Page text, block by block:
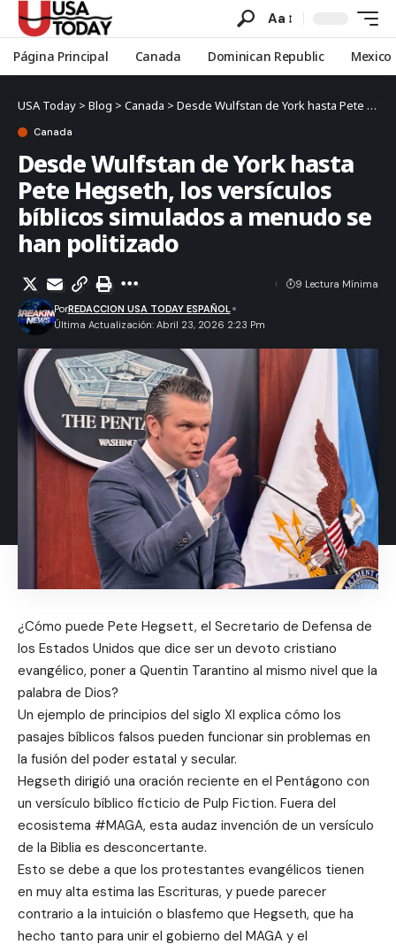
Aa
Página Principal Canada Dominican Republic Mexico
USA Today > Blog > Canada > Desde Wulfstan de York hasta Pete Hegseth, los versículos bíblicos simulados a menudo se han politizado
Canada
Desde Wulfstan de York hasta
Pete Hegseth, los versículos
bíblicos simulados a menudo se
han politizado
Última Actualización: Abril 23, 2026 2:23 Pm
PorREDACCION USA TODAY ESPAÑOL
9 Lectura Mínima
¿Cómo puede Pete Hegsett, el Secretario de Defensa de
los Estados Unidos que dice ser un devoto cristiano
evangélico, poner a Quentin Tarantino al mismo nivel que la
palabra de Dios?
Un ejemplo de principios del siglo XI explica cómo los
pasajes bíblicos falsos pueden funcionar sin problemas en
la fusión del poder estatal y secular.
Hegseth dirigió una oración reciente en el Pentágono con
un versículo bíblico ficticio de Pulp Fiction. Fuera del
ecosistema #MAGA, esta audaz invención de un versículo
de la Biblia es desconcertante.
Esto se debe a que los protestantes evangélicos tienen
en muy alta estima las Escrituras, y puede parecer
contrario a la intuición o blasfemo que Hegseth, que ha
hecho tanto para unir el gobierno del MAGA y el